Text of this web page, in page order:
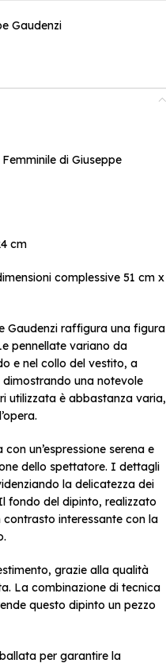
Gaudenzi
di Giuseppe
cm
complessive 51 cm x
Gaudenzi raffigura una figura
pennellate variano da
e nel collo del vestito, a
una notevole
utilizzata è abbastanza varia,
un’espressione serena e
dello spettatore. I dettagli
la delicatezza dei
fondo del dipinto, realizzato
interessante con la
grazie alla qualità
La combinazione di tecnica
questo dipinto un pezzo
per garantire la